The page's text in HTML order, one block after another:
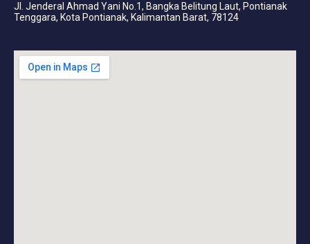
Jl. Jenderal Ahmad Yani No.1, Bangka Belitung Laut, Pontianak
Tenggara, Kota Pontianak, Kalimantan Barat, 78124